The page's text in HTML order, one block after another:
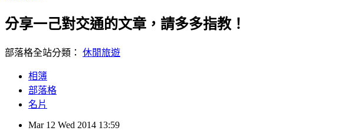
分享一己對交通的文章，請多多指教！
部落格全站分類： 休閒旅遊
相簿
部落格
名片
Mar 12 Wed 2014 13:59